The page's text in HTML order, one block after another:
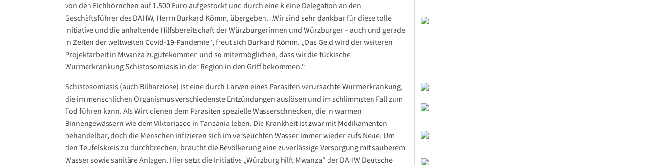
von den Eichhörnchen auf 1.500 Euro aufgestockt und durch eine kleine Delegation an den
Geschäftsführer des DAHW, Herrn Burkard Kömm, übergeben. „Wir sind sehr dankbar für diese tolle
Initiative und die anhaltende Hilfsbereitschaft der Würzburgerinnen und Würzburger – auch und gerade
in Zeiten der weltweiten Covid-19-Pandemie“, freut sich Burkard Kömm. „Das Geld wird der weiteren
Projektarbeit in Mwanza zugutekommen und so mitermöglichen, dass wir die tückische
Wurmerkrankung Schistosomiasis in der Region in den Griff bekommen.“
Schistosomiasis (auch Bilharziose) ist eine durch Larven eines Parasiten verursachte Wurmerkrankung,
die im menschlichen Organismus verschiedenste Entzündungen auslösen und im schlimmsten Fall zum
Tod führen kann. Als Wirt dienen dem Parasiten spezielle Wasserschnecken, die in warmen
Binnengewässern wie dem Viktoriasee in Tansania leben. Die Krankheit ist zwar mit Medikamenten
behandelbar, doch die Menschen infizieren sich im verseuchten Wasser immer wieder aufs Neue. Um
den Teufelskreis zu durchbrechen, braucht die Bevölkerung eine zuverlässige Versorgung mit sauberem
Wasser sowie sanitäre Anlagen. Hier setzt die Initiative „Würzburg hilft Mwanza“ der DAHW Deutsche